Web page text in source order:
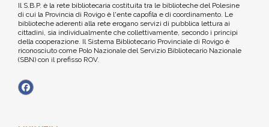
Il S.B.P. è la rete bibliotecaria costituita tra le biblioteche del Polesine
di cui la Provincia di Rovigo è l'ente capofila e di coordinamento. Le
biblioteche aderenti alla rete erogano servizi di pubblica lettura ai
cittadini, sia individualmente che collettivamente, secondo i principi
della cooperazione. Il Sistema Bibliotecario Provinciale di Rovigo è
riconosciuto come Polo Nazionale del Servizio Bibliotecario Nazionale
(SBN) con il prefisso ROV.